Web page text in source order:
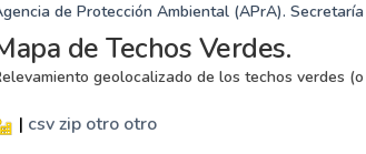
de Protección Ambiental (APrA).
de Techos Verdes.
geolocalizado de los techos verdes
| csvzip otro otro